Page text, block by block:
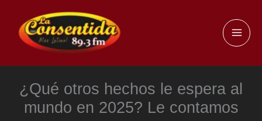
contenido
¿Qué otros hechos le espera al
mundo en 2025? Le contamos